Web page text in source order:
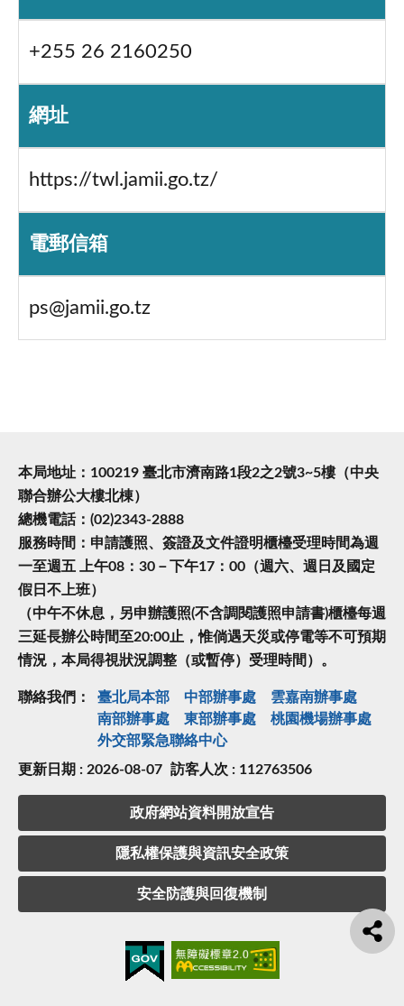
+255 26 2160250
網址
https://twl.jamii.go.tz/
電郵信箱
ps@jamii.go.tz
本局地址：100219 臺北市濟南路1段2之2號3~5樓（中央
聯合辦公大樓北棟）
總機電話：(02)2343-2888
服務時間：申請護照、簽證及文件證明櫃檯受理時間為週
一至週五 上午08：30－下午17：00（週六、週日及國定
假日不上班）
（中午不休息，另申辦護照(不含調閱護照申請書)櫃檯每週
三延長辦公時間至20:00止，惟倘遇天災或停電等不可預期
情況，本局得視狀況調整（或暫停）受理時間）。
聯絡我們： 臺北局本部 中部辦事處
雲嘉南辦事處
南部辦事處
東部辦事處
桃園機場辦事處
外交部緊急聯絡中⼼
更新日期 : 2026-08-07 訪客人次 : 112763506
政府網站資料開放宣告
隱私權保護與資訊安全政策
安全防護與回復機制